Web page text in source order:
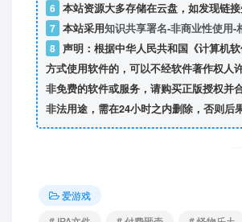
6 本站资源大多存储在云盘，如发现链
7 本站采用知识共享署名-非商业性使用-
8 声明：根据中华人民共和国《计算机
方式使用软件的，可以不经软件著作权人
非免费的软件或服务，请购买正版授权并
非法用途，需在24小时之内删除，否则后
爱游戏